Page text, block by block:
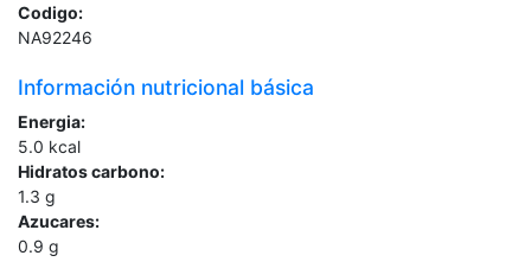
Codigo:
NA92246
Información nutricional básica
Energia:
5.0 kcal
Hidratos carbono:
1.3 g
Azucares:
0.9 g